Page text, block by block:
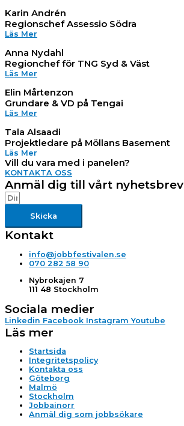
Karin Andrén
Regionschef Assessio Södra
Läs Mer
Anna Nydahl
Regionchef för TNG Syd & Väst
Läs Mer
Elin Mårtenzon
Grundare & VD på Tengai
Läs Mer
Tala Alsaadi
Projektledare på Möllans Basement
Läs Mer
Vill du vara med i panelen?
KONTAKTA OSS
Anmäl dig till vårt nyhetsbrev
Skicka
Kontakt
info@jobbfestivalen.se
070 282 58 90
Nybrokajen 7
111 48 Stockholm
Sociala medier
Linkedin Facebook Instagram Youtube
Läs mer
Startsida
Integritetspolicy
Kontakta oss
Göteborg
Malmö
Stockholm
Jobbainorr
Anmäl dig som jobbsökare